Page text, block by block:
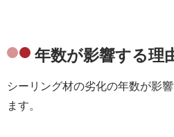
年数が影響する理
シーリング材の劣化の年数が影
ます。